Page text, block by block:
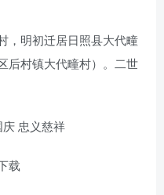
，明初迁居日照县大代疃
后村镇大代疃村）。二世
忠义慈祥
载